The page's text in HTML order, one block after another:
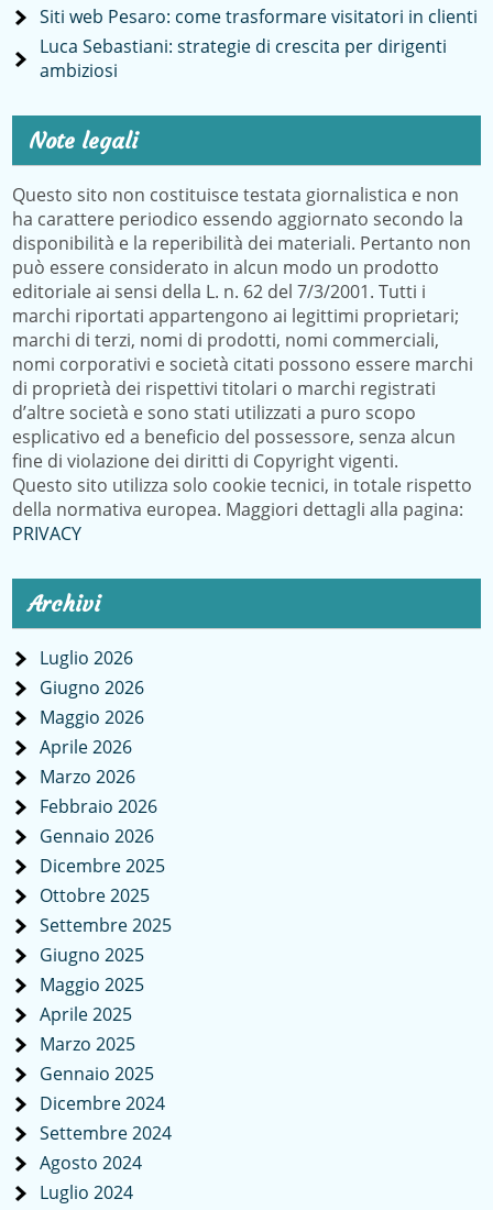
Siti web Pesaro: come trasformare visitatori in clienti
Luca Sebastiani: strategie di crescita per dirigenti
ambiziosi
Note legali
Questo sito non costituisce testata giornalistica e non
ha carattere periodico essendo aggiornato secondo la
disponibilità e la reperibilità dei materiali. Pertanto non
può essere considerato in alcun modo un prodotto
editoriale ai sensi della L. n. 62 del 7/3/2001. Tutti i
marchi riportati appartengono ai legittimi proprietari;
marchi di terzi, nomi di prodotti, nomi commerciali,
nomi corporativi e società citati possono essere marchi
di proprietà dei rispettivi titolari o marchi registrati
d’altre società e sono stati utilizzati a puro scopo
esplicativo ed a beneficio del possessore, senza alcun
fine di violazione dei diritti di Copyright vigenti.
Questo sito utilizza solo cookie tecnici, in totale rispetto
della normativa europea. Maggiori dettagli alla pagina:
PRIVACY
Archivi
Luglio 2026
Giugno 2026
Maggio 2026
Aprile 2026
Marzo 2026
Febbraio 2026
Gennaio 2026
Dicembre 2025
Ottobre 2025
Settembre 2025
Giugno 2025
Maggio 2025
Aprile 2025
Marzo 2025
Gennaio 2025
Dicembre 2024
Settembre 2024
Agosto 2024
Luglio 2024